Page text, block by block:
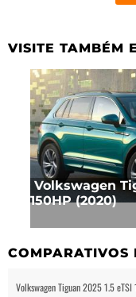
VISITE TAMBÉM
Volkswagen
150HP (2020)
COMPARATIVOS
Volkswagen Tiguan 2025 1.5